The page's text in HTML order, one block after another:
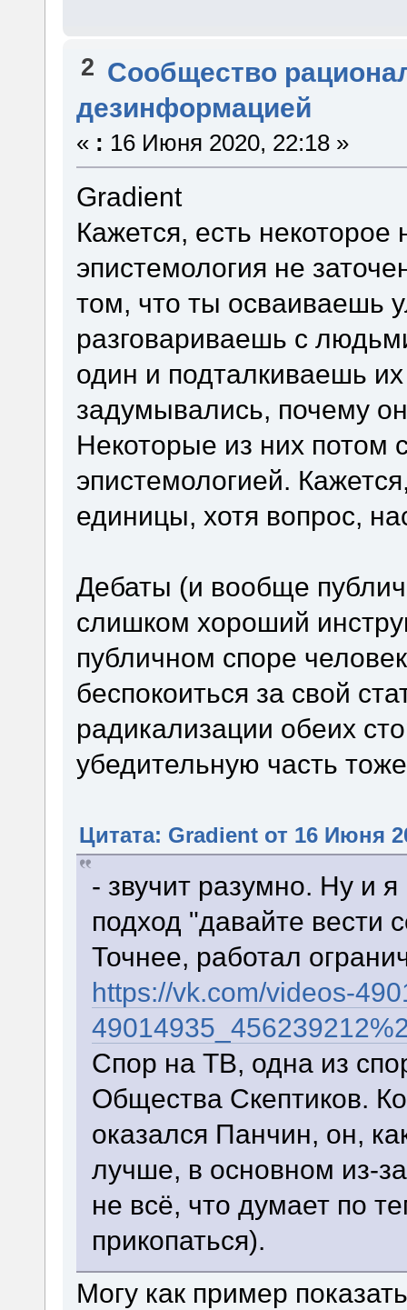
2 Сообщество
дезинформацией
« : 16 Июня 2020, 22:18 »
Gradient
Кажется, есть
эпистемология не
том, что ты осваиваешь
разговариваешь с
один и подталкиваешь
задумывались, почему
Некоторые из них потом
эпистемологией.
единицы, хотя вопрос,
Дебаты (и вообще
слишком хороший
публичном споре
беспокоиться за свой
радикализации обеих
убедительную часть
Цитата: Gradient от 16 Июня
- звучит разумно. Ну и
подход "давайте вести
Точнее, работал
https://vk.com/videos-
Спор на ТВ, одна из
Общества Скептиков.
оказался Панчин, он,
лучше, в основном из-
не всё, что думает по
прикопаться).
Могу как пример